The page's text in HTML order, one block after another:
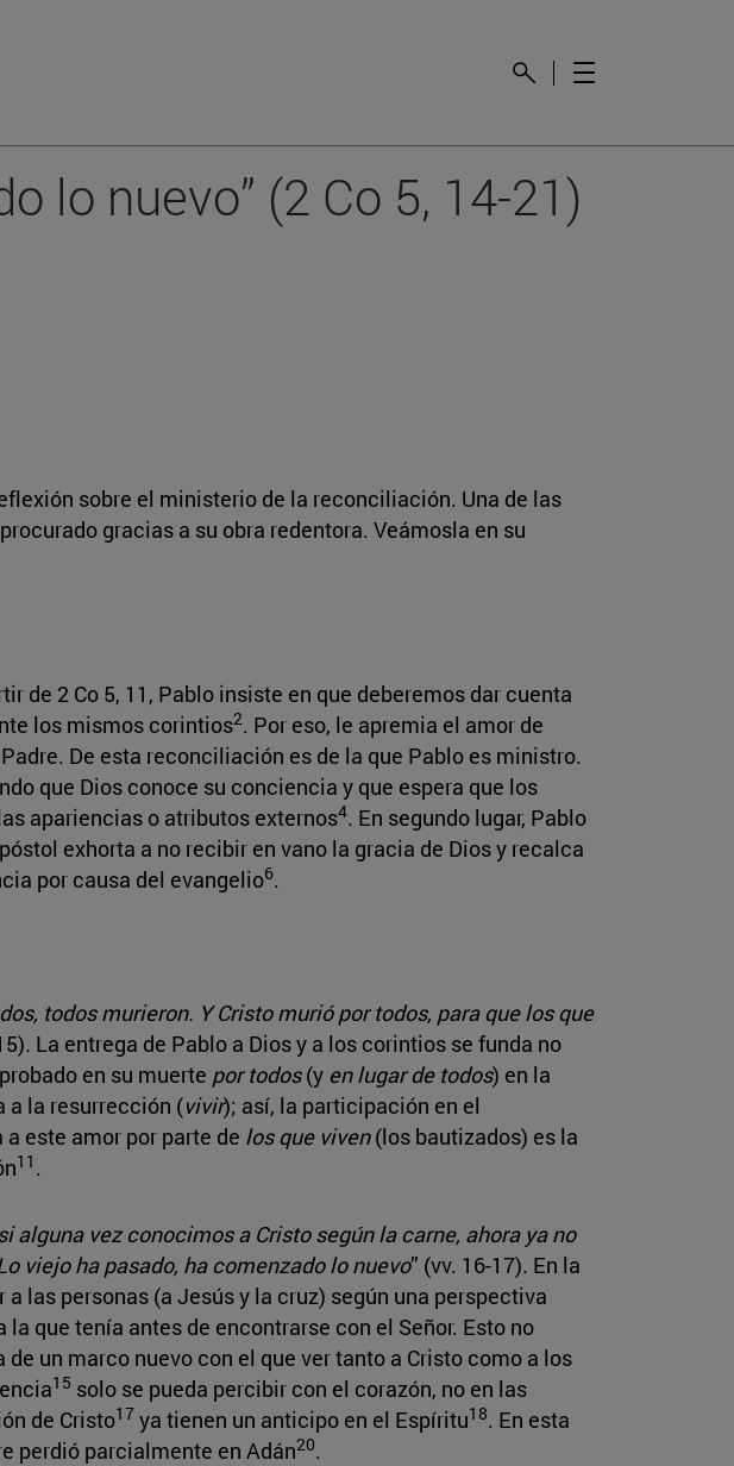
lo nuevo” (2 Co 5, 14-21)
sobre el ministerio de la reconciliación. Una de las
gracias a su obra redentora. Veámosla en su
de 2 Co 5, 11, Pablo insiste en que deberemos dar cuenta
los mismos corintios2. Por eso, le apremia el amor de
De esta reconciliación es de la que Pablo es ministro.
que Dios conoce su conciencia y que espera que los
apariencias o atributos externos4. En segundo lugar, Pablo
exhorta a no recibir en vano la gracia de Dios y recalca
por causa del evangelio6.
todos murieron. Y Cristo murió por todos, para que los que
. La entrega de Pablo a Dios y a los corintios se funda no
en su muerte por todos(y en lugar de todos) en la
a la resurrección (vivir); así, la participación en el
a este amor por parte de los que viven(los bautizados) es la
11 .
alguna vez conocimos a Cristo según la carne, ahora ya no
viejo ha pasado, ha comenzado lo nuevo” (vv. 16-17). En la
las personas (a Jesús y la cruz) según una perspectiva
que tenía antes de encontrarse con el Señor. Esto no
de un marco nuevo con el que ver tanto a Cristo como a los
15 solo se pueda percibir con el corazón, no en las
de Cristo17 ya tienen un anticipo en el Espíritu18. En esta
perdió parcialmente en Adán20.